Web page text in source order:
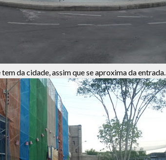
da cidade, assim que se aproxima da entrada.